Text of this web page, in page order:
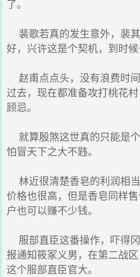
了。
裴歌若真的发生意外，裴
好，兴许这是个契机，到时候
赵甫点点头，没有浪费时
过去，现在都准备攻打桃花
顾忌。
就算殷煞这世真的只能是
怕冒天下之大不韪。
林近很清楚香皂的利润相
价格也很高，但是香皂同样
户也可以赚不少钱。
服部直臣这番操作，吓得
报通知筱冢义男，在第二战
这个服部直臣官大。